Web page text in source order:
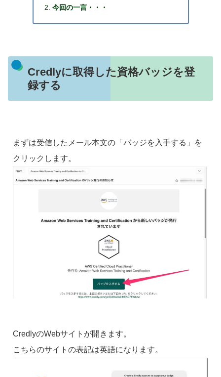
今回の一言・・・
Credlyに取得した資格バッジを登
録する
まずは受信したメール本文の「バッジを入手する」を
クリックします。
CredlyのWebサイトが開きます。
こちらのサイトの表記は英語になります。